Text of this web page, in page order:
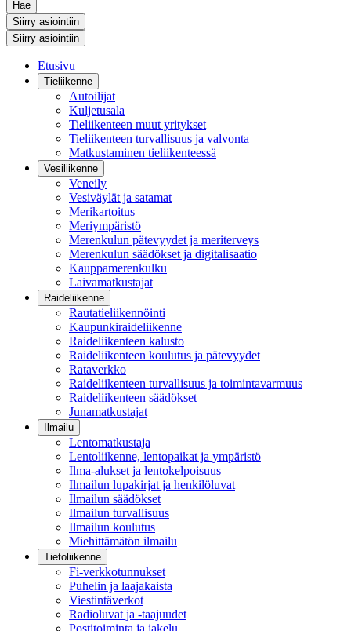
Hae
Siirry asiointiin
Siirry asiointiin
Etusivu
Tieliikenne
Autoilijat
Kuljetusala
Tieliikenteen muut yritykset
Tieliikenteen turvallisuus ja valvonta
Matkustaminen tieliikenteessä
Vesiliikenne
Veneily
Vesiväylät ja satamat
Merikartoitus
Meriympäristö
Merenkulun pätevyydet ja meriterveys
Merenkulun säädökset ja digitalisaatio
Kauppamerenkulku
Laivamatkustajat
Raideliikenne
Rautatieliikennöinti
Kaupunkiraideliikenne
Raideliikenteen kalusto
Raideliikenteen koulutus ja pätevyydet
Rataverkko
Raideliikenteen turvallisuus ja toimintavarmuus
Raideliikenteen säädökset
Junamatkustajat
Ilmailu
Lentomatkustaja
Lentoliikenne, lentopaikat ja ympäristö
Ilma-alukset ja lentokelpoisuus
Ilmailun lupakirjat ja henkilöluvat
Ilmailun säädökset
Ilmailun turvallisuus
Ilmailun koulutus
Miehittämätön ilmailu
Tietoliikenne
Fi-verkkotunnukset
Puhelin ja laajakaista
Viestintäverkot
Radioluvat ja -taajuudet
Postitoiminta ja jakelu